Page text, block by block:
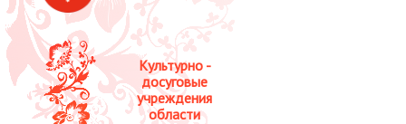
Культурно -
досуговые
учреждения
области